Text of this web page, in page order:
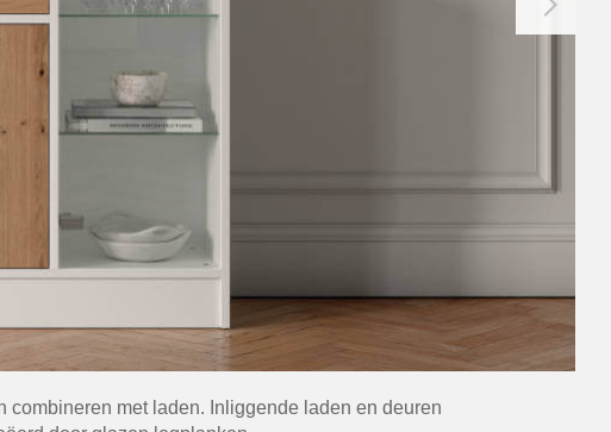
combineren met laden. Inliggende laden en deuren